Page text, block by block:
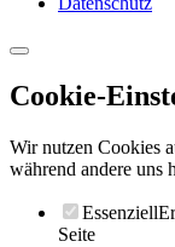
Cookie-
Wir nutzen Cookies
während andere uns
Essenziell
Seite